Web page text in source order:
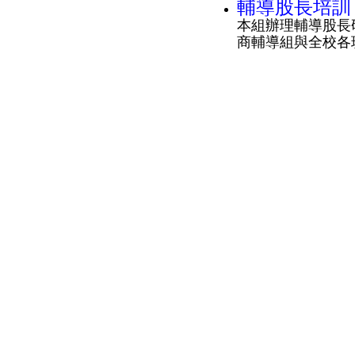
輔導股長培訓
本組辦理輔導股
商輔導組與全校